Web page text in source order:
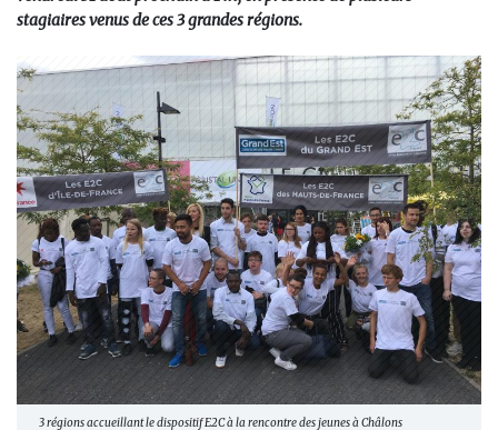
stagiaires venus de ces 3 grandes régions.
3 régions accueillant le dispositif E2C à la rencontre des jeunes à Châlons